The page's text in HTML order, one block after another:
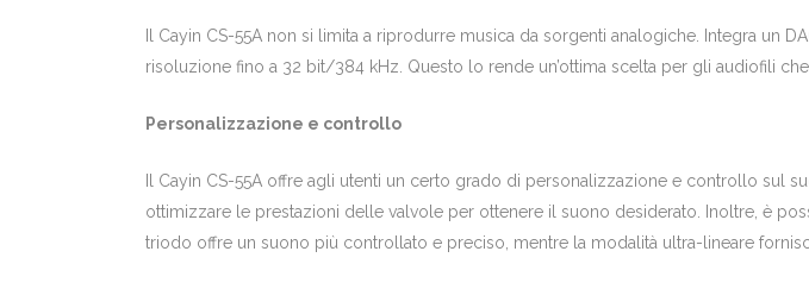
Il Cayin CS-55A non si limita a riprodurre musica da sorgenti analogiche. Integra un
risoluzione fino a 32 bit/384 kHz. Questo lo rende un’ottima scelta per gli audiofili
Personalizzazione e controllo
Il Cayin CS-55A offre agli utenti un certo grado di personalizzazione e controllo sul
ottimizzare le prestazioni delle valvole per ottenere il suono desiderato. Inoltre, è
triodo offre un suono più controllato e preciso, mentre la modalità ultra-lineare